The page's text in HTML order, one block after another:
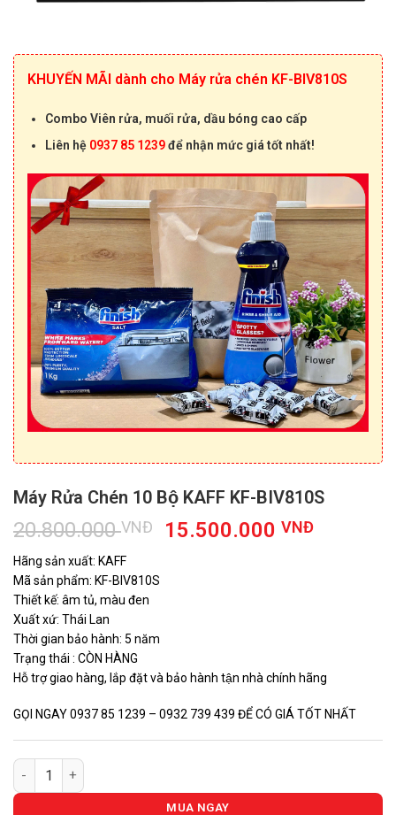
KHUYẾN MÃI dành cho Máy rửa chén KF-BIV810S
Combo Viên rửa, muối rửa, dầu bóng cao cấp
Liên hệ 0937 85 1239để nhận mức giá tốt nhất!
Máy Rửa Chén 10 Bộ KAFF KF-BIV810S
20.800.000VNĐ
Giá
15.500.000VNĐGiá
Hãng sản xuất: KAFF
Mã sản phẩm: KF-BIV810S
Thiết kế: âm tủ, màu đen
Xuất xứ: Thái Lan
Thời gian bảo hành: 5 năm
Trạng thái : CÒN HÀNG
Hỗ trợ giao hàng, lắp đặt và bảo hành tận nhà chính hãng
GỌI NGAY 0937 85 1239 – 0932 739 439 ĐỂ CÓ GIÁ TỐT NHẤT
Máy Rửa Chén 10 Bộ KAFF KF-BIV810S số lượng
MUA NGAY